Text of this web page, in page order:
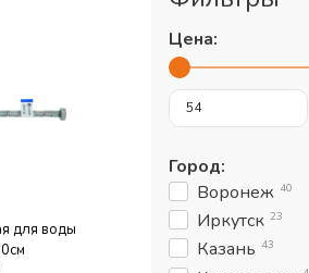
для воды
Цена:
Город:
Воронеж 40
Иркутск 23
Казань 43